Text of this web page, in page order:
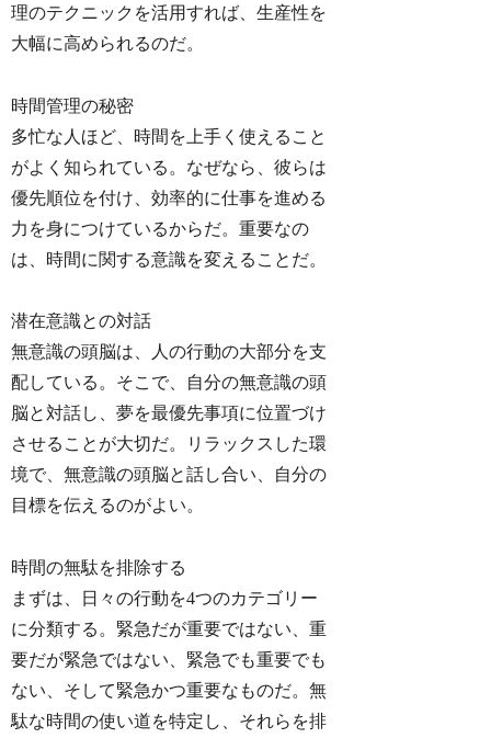
理のテクニックを活用すれば、生産性を
大幅に高められるのだ。
時間管理の秘密
多忙な人ほど、時間を上手く使えること
がよく知られている。なぜなら、彼らは
優先順位を付け、効率的に仕事を進める
力を身につけているからだ。重要なの
は、時間に関する意識を変えることだ。
潜在意識との対話
無意識の頭脳は、人の行動の大部分を支
配している。そこで、自分の無意識の頭
脳と対話し、夢を最優先事項に位置づけ
させることが大切だ。リラックスした環
境で、無意識の頭脳と話し合い、自分の
目標を伝えるのがよい。
時間の無駄を排除する
まずは、日々の行動を4つのカテゴリー
に分類する。緊急だが重要ではない、重
要だが緊急ではない、緊急でも重要でも
ない、そして緊急かつ重要なものだ。無
駄な時間の使い道を特定し、それらを排